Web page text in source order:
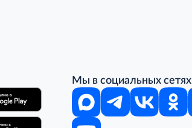
Мы в социальных сетях